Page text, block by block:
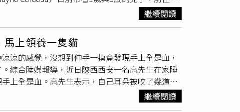
裝有全家錢包、相機和護照的袋子。然而，當萊利
突然撲向5歲兒子達爾文（Darwin），眼見情況
不肯離去，直至萊利出拳擊中其中一隻獼猴後，
了傷，緊急前往醫院治療，並施打不下10針的
何人願意挺身幫忙對抗凶狠猴群。
繼續閱讀
上領養一隻貓
涼的感覺，沒想到伸手一摸竟發現手上全是血，
綜合陸媒報導，近日陝西西安一名高先生在家睡
上全是血。高先生表示，自己耳朵被咬了幾道
多、很猖獗，猜測自己是被老鼠咬了，隨後他也
經去親友家領養了一隻貓。消息曝光後引起熱議，
繼續閱讀